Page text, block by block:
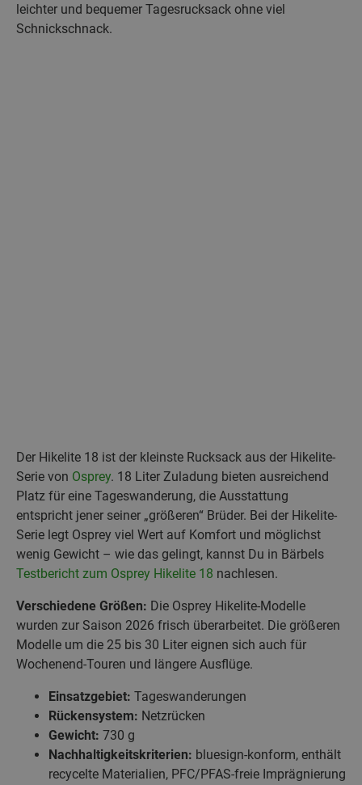
leichter und bequemer Tagesrucksack ohne viel
Schnickschnack.
Der Hikelite 18 ist der kleinste Rucksack aus der Hikelite-
Serie von Osprey. 18 Liter Zuladung bieten ausreichend
Platz für eine Tageswanderung, die Ausstattung
entspricht jener seiner „größeren“ Brüder. Bei der Hikelite-
Serie legt Osprey viel Wert auf Komfort und möglichst
wenig Gewicht – wie das gelingt, kannst Du in Bärbels
Testbericht zum Osprey Hikelite 18 nachlesen.
Verschiedene Größen: Die Osprey Hikelite-Modelle
wurden zur Saison 2026 frisch überarbeitet. Die größeren
Modelle um die 25 bis 30 Liter eignen sich auch für
Wochenend-Touren und längere Ausflüge.
Einsatzgebiet: Tageswanderungen
Rückensystem: Netzrücken
Gewicht: 730 g
Nachhaltigkeitskriterien: bluesign-konform, enthält
recycelte Materialien, PFC/PFAS-freie Imprägnierung